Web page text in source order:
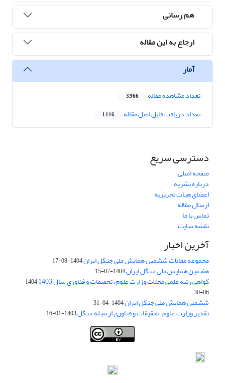
هم رسانی
ارجاع به این مقاله
آمار
تعداد مشاهده مقاله 3,966
تعداد دریافت فایل اصل مقاله 1,116
دسترسی سریع
صفحه اصلی
درباره نشریه
اعضای هیات تحریریه
ارسال مقاله
تماس با ما
نقشه سایت
آخرین اخبار
مجموعه مقالات ششمین همایش ملی جنگل ایران1404-08-17
هفتمین همایش ملی جنگل ایران1404-07-15
گواهی رتبه علمی مجلات وزارت علوم، تحقیقات و فناوری سال 1403
1404-
06-30
ششمین همایش ملی جنگل ایران1404-04-31
تقدیر وزارت علوم، تحقیقات و فناوری از مجله جنگل1403-01-16